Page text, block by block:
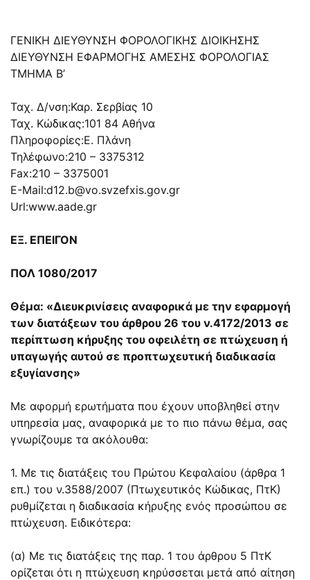
ΓΕΝΙΚΗ ΔΙΕΥΘΥΝΣΗ ΦΟΡΟΛΟΓΙΚΗΣ ΔΙΟΙΚΗΣΗΣ
ΔΙΕΥΘΥΝΣΗ ΕΦΑΡΜΟΓΗΣ ΑΜΕΣΗΣ ΦΟΡΟΛΟΓΙΑΣ
ΤΜΗΜΑ Β’
Ταχ. Δ/νση:Καρ. Σερβίας 10
Ταχ. Κώδικας:101 84 Αθήνα
Πληροφορίες:Ε. Πλάνη
Τηλέφωνο:210 – 3375312
Fax:210 – 3375001
E-Mail:d12.b@vo.svzefxis.gov.gr
Url:www.aade.gr
ΕΞ. ΕΠΕΙΓΟΝ
ΠΟΛ 1080/2017
Θέμα: «Διευκρινίσεις αναφορικά με την εφαρμογή
των διατάξεων του άρθρου 26 του ν.4172/2013 σε
περίπτωση κήρυξης του οφειλέτη σε πτώχευση ή
υπαγωγής αυτού σε προπτωχευτική διαδικασία
εξυγίανσης»
Με αφορμή ερωτήματα που έχουν υποβληθεί στην
υπηρεσία μας, αναφορικά με το πιο πάνω θέμα, σας
γνωρίζουμε τα ακόλουθα:
1. Με τις διατάξεις του Πρώτου Κεφαλαίου (άρθρα 1
επ.) του ν.3588/2007 (Πτωχευτικός Κώδικας, ΠτΚ)
ρυθμίζεται η διαδικασία κήρυξης ενός προσώπου σε
πτώχευση. Ειδικότερα:
(α) Με τις διατάξεις της παρ. 1 του άρθρου 5 ΠτΚ
ορίζεται ότι η πτώχευση κηρύσσεται μετά από αίτηση